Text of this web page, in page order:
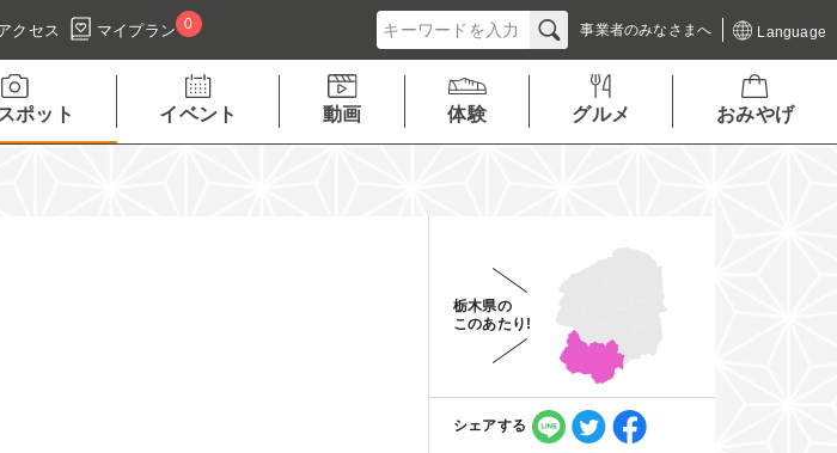
クセス マイプラン 0 事業者のみなさまへ Language
ポット イベント 動画 体験 グルメ おみやげ
栃木県の
このあたり!
シェアする